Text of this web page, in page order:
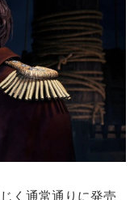
く通常通りに発売